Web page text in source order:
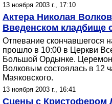
13 ноября 2003 г., 17:10
Актера Николая
Введенском кладбище
Отпевание скончавшегося
прошло в 10:00 в Церкви
Большой Ордынке.
Волковым состоялась в 12
Маяковского.
13 ноября 2003 г., 16:41
Сцены с Кристофером